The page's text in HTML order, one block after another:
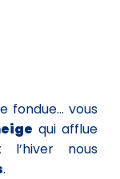
fondue… vous
qui afflue
l’hiver nous
.